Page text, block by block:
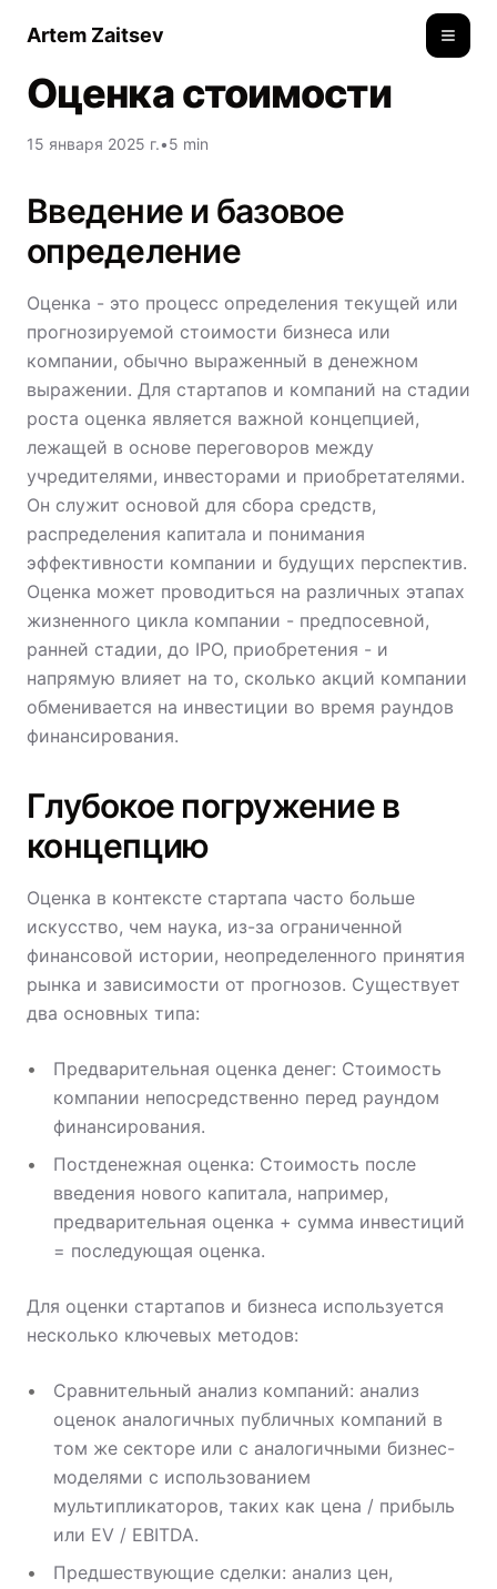
Artem Zaitsev
Оценка стоимости
15 января 2025 г.•5 min
Введение и базовое
определение
Оценка - это процесс определения текущей или
прогнозируемой стоимости бизнеса или
компании, обычно выраженный в денежном
выражении. Для стартапов и компаний на стадии
роста оценка является важной концепцией,
лежащей в основе переговоров между
учредителями, инвесторами и приобретателями.
Он служит основой для сбора средств,
распределения капитала и понимания
эффективности компании и будущих перспектив.
Оценка может проводиться на различных этапах
жизненного цикла компании - предпосевной,
ранней стадии, до IPO, приобретения - и
напрямую влияет на то, сколько акций компании
обменивается на инвестиции во время раундов
финансирования.
Глубокое погружение в
концепцию
Оценка в контексте стартапа часто больше
искусство, чем наука, из-за ограниченной
финансовой истории, неопределенного принятия
рынка и зависимости от прогнозов. Существует
два основных типа:
Предварительная оценка денег: Стоимость
компании непосредственно перед раундом
финансирования.
Постденежная оценка: Стоимость после
введения нового капитала, например,
предварительная оценка + сумма инвестиций
= последующая оценка.
Для оценки стартапов и бизнеса используется
несколько ключевых методов:
Сравнительный анализ компаний: анализ
оценок аналогичных публичных компаний в
том же секторе или с аналогичными бизнес-
моделями с использованием
мультипликаторов, таких как цена / прибыль
или EV / EBITDA.
Предшествующие сделки: анализ цен,